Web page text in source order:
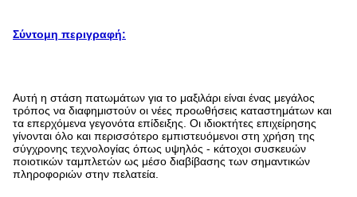
Σύντομη περιγραφή:
Αυτή η στάση πατωμάτων για το μαξιλάρι είναι ένας μεγάλος
τρόπος να διαφημιστούν οι νέες προωθήσεις καταστημάτων και
τα επερχόμενα γεγονότα επίδειξης. Οι ιδιοκτήτες επιχείρησης
γίνονται όλο και περισσότερο εμπιστευόμενοι στη χρήση της
σύγχρονης τεχνολογίας όπως υψηλός - κάτοχοι συσκευών
ποιοτικών ταμπλετών ως μέσο διαβίβασης των σημαντικών
πληροφοριών στην πελατεία.